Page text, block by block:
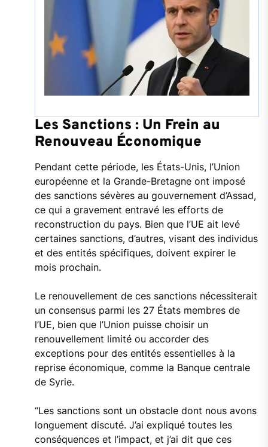
Les Sanctions : Un Frein au
Renouveau Économique
Pendant cette période, les États-Unis, l’Union
européenne et la Grande-Bretagne ont imposé
des sanctions sévères au gouvernement d’Assad,
ce qui a gravement entravé les efforts de
reconstruction du pays. Bien que l’UE ait levé
certaines sanctions, d’autres, visant des individus
et des entités spécifiques, doivent expirer le
mois prochain.
Le renouvellement de ces sanctions nécessiterait
un consensus parmi les 27 États membres de
l’UE, bien que l’Union puisse choisir un
renouvellement limité ou accorder des
exceptions pour des entités essentielles à la
reprise économique, comme la Banque centrale
de Syrie.
“Les sanctions sont un obstacle dont nous avons
longuement discuté. J’ai expliqué toutes les
conséquences et l’impact, et j’ai dit que ces